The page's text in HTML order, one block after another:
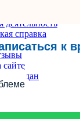
к
деятельность
справка
граждан